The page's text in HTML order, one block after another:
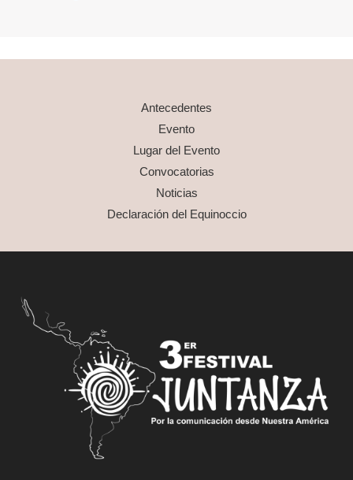
Antecedentes
Evento
Lugar del Evento
Convocatorias
Noticias
Declaración del Equinoccio